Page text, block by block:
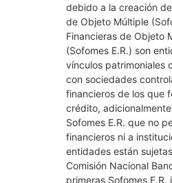
debido a la creación
de Objeto Múltiple
Financieras de Objeto
(Sofomes E.R.) son
vínculos patrimoniales
con sociedades
financieros de los que
crédito,
Sofomes E.R. que no
financieros ni a
entidades están
Comisión Nacional
primeras Sofomes